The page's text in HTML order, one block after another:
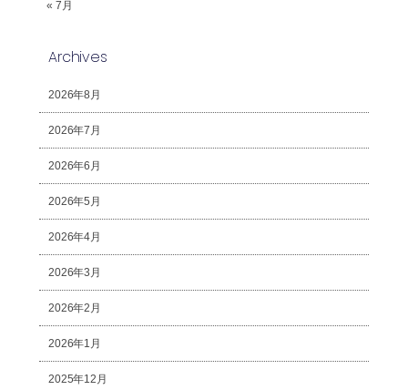
« 7月
Archives
2026年8月
2026年7月
2026年6月
2026年5月
2026年4月
2026年3月
2026年2月
2026年1月
2025年12月